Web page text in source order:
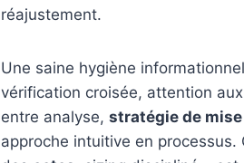
réajustement.
Une saine hygiène
vérification croisée, attention
entre analyse, stratégie de mise
approche intuitive en